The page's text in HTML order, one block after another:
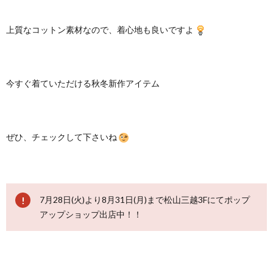
上質なコットン素材なので、着心地も良いですよ
今すぐ着ていただける秋冬新作アイテム
ぜひ、チェックして下さいね
7月28日(火)より8月31日(月)まで松山三越3Fにてポップ
アップショップ出店中！！